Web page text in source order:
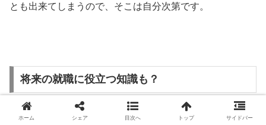
とも出来てしまうので、そこは自分次第です。
将来の就職に役立つ知識も？
商品の陳列などをしていると、自然と 出版社の名前や著者
ホーム シェア 目次へ トップ サイドバー